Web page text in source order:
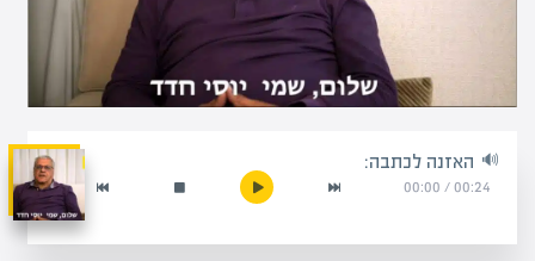
האזנה לכתבה:
00:24
/
00:00